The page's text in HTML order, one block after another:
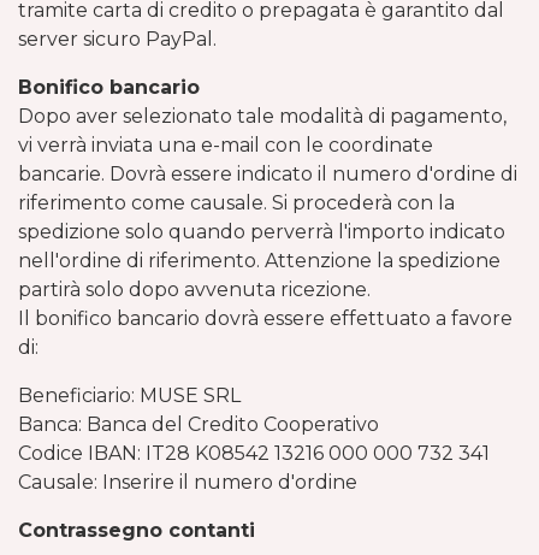
tramite carta di credito o prepagata è garantito dal
server sicuro PayPal.
Bonifico bancario
Dopo aver selezionato tale modalità di pagamento,
vi verrà inviata una e-mail con le coordinate
bancarie. Dovrà essere indicato il numero d'ordine di
riferimento come causale. Si procederà con la
spedizione solo quando perverrà l'importo indicato
nell'ordine di riferimento. Attenzione la spedizione
partirà solo dopo avvenuta ricezione.
Il bonifico bancario dovrà essere effettuato a favore
di:
Beneficiario: MUSE SRL
Banca: Banca del Credito Cooperativo
Codice IBAN: IT28 K08542 13216 000 000 732 341
Causale: Inserire il numero d'ordine
Contrassegno contanti